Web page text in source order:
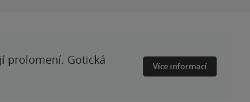
prolomení. Gotická
Více informací